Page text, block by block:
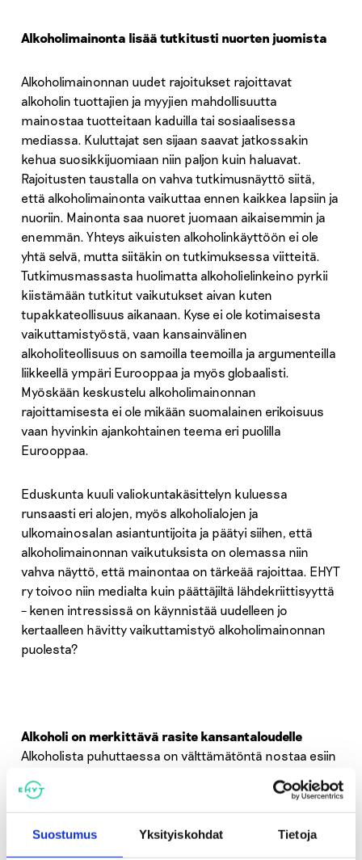
Suostumus Yksityiskohdat Tietoja
Alkoholimainonta lisää tutkitusti nuorten juomista
Alkoholimainonnan uudet rajoitukset rajoittavat
alkoholin tuottajien ja myyjien mahdollisuutta
mainostaa tuotteitaan kaduilla tai sosiaalisessa
mediassa. Kuluttajat sen sijaan saavat jatkossakin
kehua suosikkijuomiaan niin paljon kuin haluavat.
Rajoitusten taustalla on vahva tutkimusnäyttö siitä,
että alkoholimainonta vaikuttaa ennen kaikkea lapsiin ja
nuoriin. Mainonta saa nuoret juomaan aikaisemmin ja
enemmän. Yhteys aikuisten alkoholinkäyttöön ei ole
yhtä selvä, mutta siitäkin on tutkimuksessa viitteitä.
Tutkimusmassasta huolimatta alkoholielinkeino pyrkii
kiistämään tutkitut vaikutukset aivan kuten
tupakkateollisuus aikanaan. Kyse ei ole kotimaisesta
vaikuttamistyöstä, vaan kansainvälinen
alkoholiteollisuus on samoilla teemoilla ja argumenteilla
liikkeellä ympäri Eurooppaa ja myös globaalisti.
Myöskään keskustelu alkoholimainonnan
rajoittamisesta ei ole mikään suomalainen erikoisuus
vaan hyvinkin ajankohtainen teema eri puolilla
Eurooppaa.
Eduskunta kuuli valiokuntakäsittelyn kuluessa
runsaasti eri alojen, myös alkoholialojen ja
ulkomainosalan asiantuntijoita ja päätyi siihen, että
alkoholimainonnan vaikutuksista on olemassa niin
vahva näyttö, että mainontaa on tärkeää rajoittaa. EHYT
ry toivoo niin medialta kuin päättäjiltä lähdekriittisyyttä
– kenen intressissä on käynnistää uudelleen jo
kertaalleen hävitty vaikuttamistyö alkoholimainonnan
puolesta?
Alkoholi on merkittävä rasite kansantaloudelle
Alkoholista puhuttaessa on välttämätöntä nostaa esiin
vaikutukset. Alkoholi aiheuttaa suomalaiselle
yhteiskunnalle arviolta 6–7 miljardin euron välilliset ja
välittömät kustannukset joka vuosi. Alkoholi on
Suomessa työikäisten suurin kuolemansyy, ja